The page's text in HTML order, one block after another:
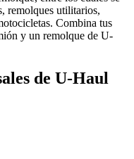
remolques utilitarios,
Combina tus
y un remolque de U-
de U-Haul